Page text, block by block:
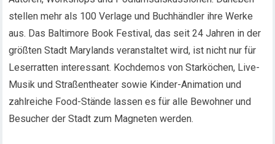
stellen mehr als 100 Verlage und Buchhändler ihre Werke
aus. Das Baltimore Book Festival, das seit 24 Jahren in der
größten Stadt Marylands veranstaltet wird, ist nicht nur für
Leserratten interessant. Kochdemos von Starköchen, Live-
Musik und Straßentheater sowie Kinder-Animation und
zahlreiche Food-Stände lassen es für alle Bewohner und
Besucher der Stadt zum Magneten werden.